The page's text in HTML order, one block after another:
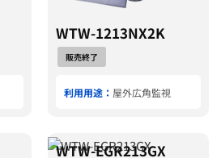
WTW-1213NX2K
販売終了
利用用途： 屋外広角監視
WTW-EGR213GX